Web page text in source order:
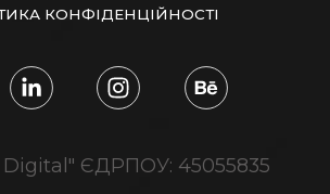
КОНФІДЕНЦІЙНОСТІ
ЄДРПОУ: 45055835